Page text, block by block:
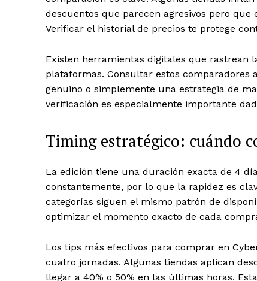
descuentos que parecen agresivos pero
Verificar el historial de precios te protege
Existen herramientas digitales que rastrean
plataformas. Consultar estos
genuino o simplemente una estrategia de
verificación es especialmente importante
Timing estratégico: cuándo
La edición tiene una duración exacta de 4
constantemente, por lo que la rapidez es
categorías siguen el mismo patrón de
optimizar el momento exacto de cada
Los tips más efectivos para comprar en
cuatro jornadas. Algunas tiendas aplican
llegar a 40% o 50% en las últimas horas.